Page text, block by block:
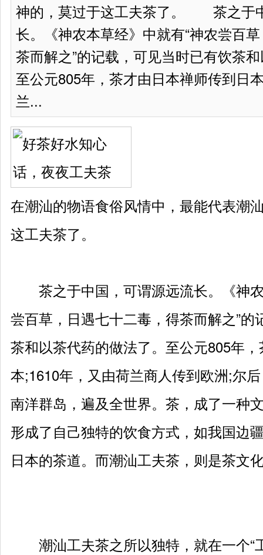
神的，莫过于这工夫茶了。 茶之于
长。《神农本草经》中就有“神农尝百
茶而解之”的记载，可见当时已有饮茶
至公元805年，茶才由日本禅师传到日
兰...
在潮汕的物语食俗风情中，最能代表潮
这工夫茶了。
茶之于中国，可谓源远流长。《神农
尝百草，日遇七十二毒，得茶而解之”的
茶和以茶代药的做法了。至公元805年
本;1610年，又由荷兰商人传到欧洲;尔
南洋群岛，遍及全世界。茶，成了一种
形成了自己独特的饮食方式，如我国边
日本的茶道。而潮汕工夫茶，则是茶文
潮汕工夫茶之所以独特，就在一个“